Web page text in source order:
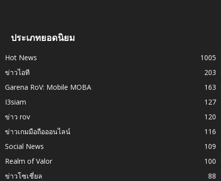
ประเภทยอดนิยม
Hot News
1005
ข่าวไอที
203
Garena RoV: Mobile MOBA
163
I3siam
127
ข่าว rov
120
ข่าวเกมมือถือออนไลน์
116
Social News
109
Realm of Valor
100
ข่าวโซเชี่ยล
88